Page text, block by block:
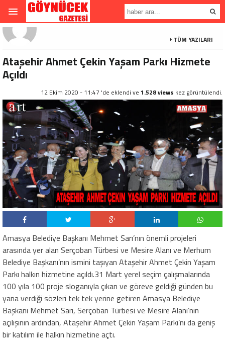
TÜM YAZILARI
Ataşehir Ahmet Çekin Yaşam Parkı Hizmete
Açıldı
12 Ekim 2020 - 11:47 'de eklendi ve 1.528 views kez görüntülendi.
Amasya Belediye Başkanı Mehmet Sarı’nın önemli projeleri
arasında yer alan Serçoban Türbesi ve Mesire Alanı ve Merhum
Belediye Başkanı’nın ismini taşıyan Ataşehir Ahmet Çekin Yaşam
Parkı halkın hizmetine açıldı.31 Mart yerel seçim çalışmalarında
100 yıla 100 proje sloganıyla çıkan ve göreve geldiği günden bu
yana verdiği sözleri tek tek yerine getiren Amasya Belediye
Başkanı Mehmet Sarı, Serçoban Türbesi ve Mesire Alanı’nın
açılışının ardından, Ataşehir Ahmet Çekin Yaşam Parkı’nı da geniş
bir katılım ile halkın hizmetine açtı.